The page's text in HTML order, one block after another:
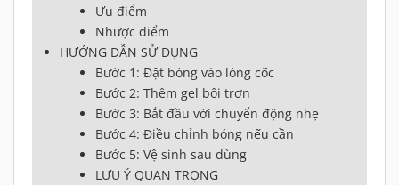
Ưu điểm
Nhược điểm
HƯỚNG DẪN SỬ DỤNG
Bước 1: Đặt bóng vào lòng cốc
Bước 2: Thêm gel bôi trơn
Bước 3: Bắt đầu với chuyển động nhẹ
Bước 4: Điều chỉnh bóng nếu cần
Bước 5: Vệ sinh sau dùng
LƯU Ý QUAN TRỌNG